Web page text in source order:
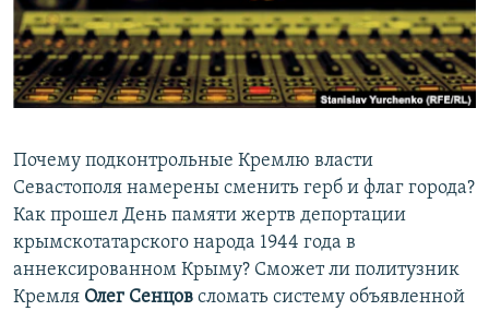
ПОБЕДИТЕЛЕЙ НЕ СУДЯТ?
КРЫМ.НЕПОКОРЕННЫЙ
ELIFBE
ПРИСОЕДИНЯЙТЕСЬ!
Все сайты RFE/RL
Почему подконтрольные Кремлю власти
Севастополя намерены сменить герб и флаг города?
Как прошел День памяти жертв депортации
крымскотатарского народа 1944 года в
аннексированном Крыму? Сможет ли политузник
Кремля Олег Сенцов сломать систему объявленной